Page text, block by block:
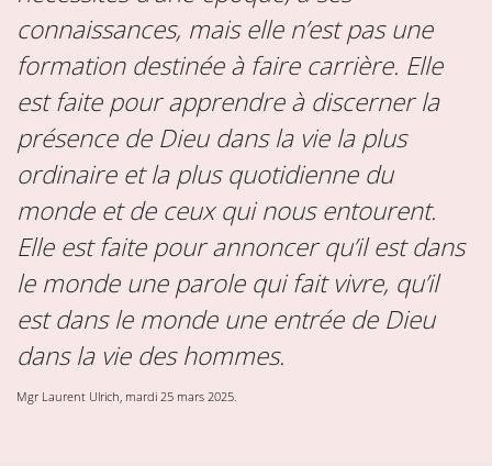
connaissances, mais elle n’est pas une
formation destinée à faire carrière. Elle
est faite pour apprendre à discerner la
présence de Dieu dans la vie la plus
ordinaire et la plus quotidienne du
monde et de ceux qui nous entourent.
Elle est faite pour annoncer qu’il est dans
le monde une parole qui fait vivre, qu’il
est dans le monde une entrée de Dieu
dans la vie des hommes.
Mgr Laurent Ulrich, mardi 25 mars 2025